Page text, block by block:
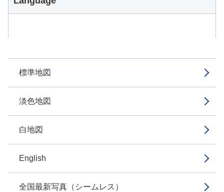
標準地図
淡色地図
白地図
English
全国最新写真（シームレス）